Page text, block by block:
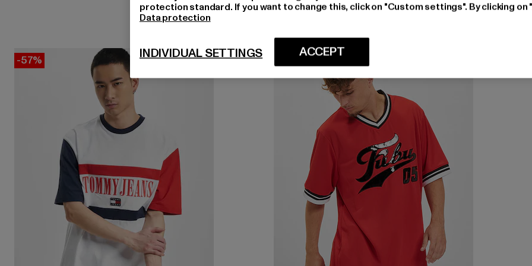
-57% -38%
protection standard. If you want to change this, click on "Custom settings". By clicking
Data protection
ACCEPT
INDIVIDUAL SETTINGS